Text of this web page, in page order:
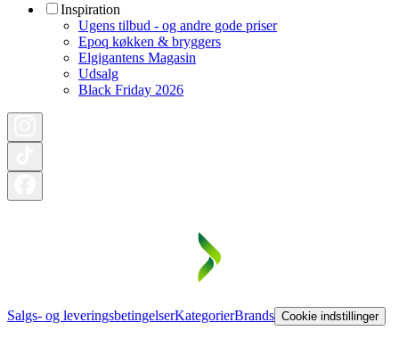
Inspiration
Ugens tilbud - og andre gode priser
Epoq køkken & bryggers
Elgigantens Magasin
Udsalg
Black Friday 2026
Salgs- og leveringsbetingelserKategorierBrands Cookie indstillinger